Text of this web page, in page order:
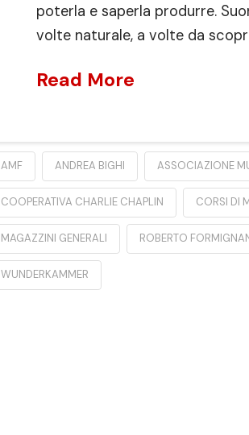
poterla e saperla produrre.
volte naturale, a volte da
Read More
AMF ANDREA BIGHI ASSOCIAZIONE
COOPERATIVA CHARLIE CHAPLIN CORSI DI
MAGAZZINI GENERALI ROBERTO
WUNDERKAMMER